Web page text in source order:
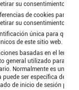
su consentimiento
de cookies para
su consentimiento
única para que
de este sitio web.
basadas en el
general utilizado para
Normalmente es un
puede ser específica del
de inicio de sesión para